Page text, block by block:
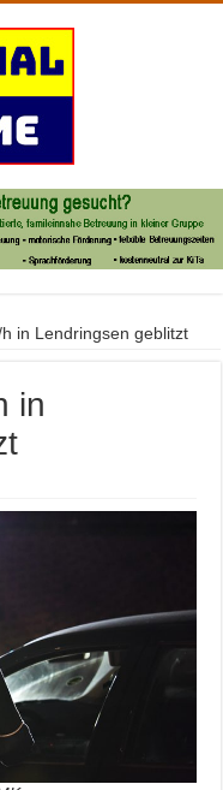
in Lendringsen geblitzt
in